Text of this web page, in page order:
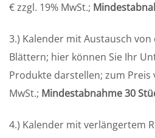
€ zzgl. 19% MwSt.;
3.) Kalender mit Austausch
Blättern; hier können Sie Ihr
Produkte darstellen; zum Preis
MwSt.; Mindestabnahme 30
4.) Kalender mit verlängertem